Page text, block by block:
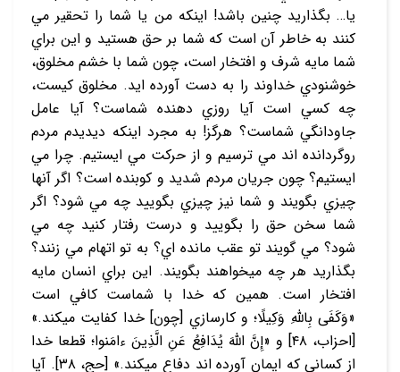
يا… بگذاريد چنين باشد! اينکه من يا شما را تحقير مي‏
کنند به خاطر آن است که شما بر حق هستيد و اين براي
شما مايه شرف و افتخار است، چون شما با خشم مخلوق،
خوشنودي خداوند را به دست آورده ‏ايد. مخلوق کيست،
چه کسي است آيا روزي‏ دهنده شماست؟ آيا عامل
جاودانگي شماست؟ هرگز! به مجرد اينکه ديديدم مردم
روگردانده‏ اند مي ‏ترسيم و از حرکت مي ‏ايستيم. چرا مي
‏ايستيم؟ چون جريان مردم شديد و کوبنده است؟ اگر آنها
چيزي بگويند و شما نيز چيزي بگوييد چه مي‏ شود؟ اگر
شما سخن حق را بگوييد و درست رفتار کنيد چه مي
‏شود؟ مي‏ گويند تو عقب‏ مانده ‏اي؟ به تو اتهام مي‏ زنند؟
بگذاريد هر چه مي‏خواهند بگويند. اين براي انسان مايه
افتخار است. همين که خدا با شماست کافي است
«وَكَفَى بِاللَّهِ وَكِيلًا؛ و کارسازي [چون] خدا کفايت مي‏کند.»
[احزاب، ۴۸] و «إِنَّ اللَّهَ يُدَافِعُ عَنِ الَّذِينَ ءامَنوا؛ قطعا خدا
از کساني که ايمان آورده ‏اند دفاع مي‏کند.» [حج، ۳۸]. آيا